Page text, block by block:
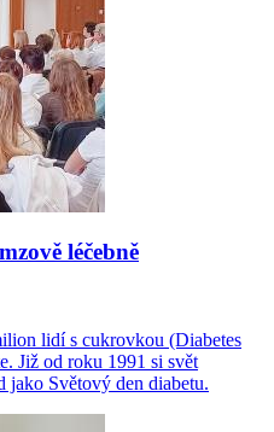
léčebně
lidí s cukrovkou (Diabetes
Již od roku 1991 si svět
jako Světový den diabetu.